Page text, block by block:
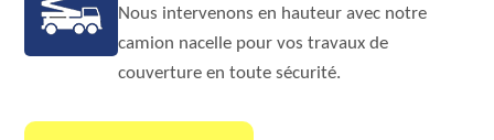
Nous intervenons en hauteur avec notre
camion nacelle pour vos travaux de
couverture en toute sécurité.